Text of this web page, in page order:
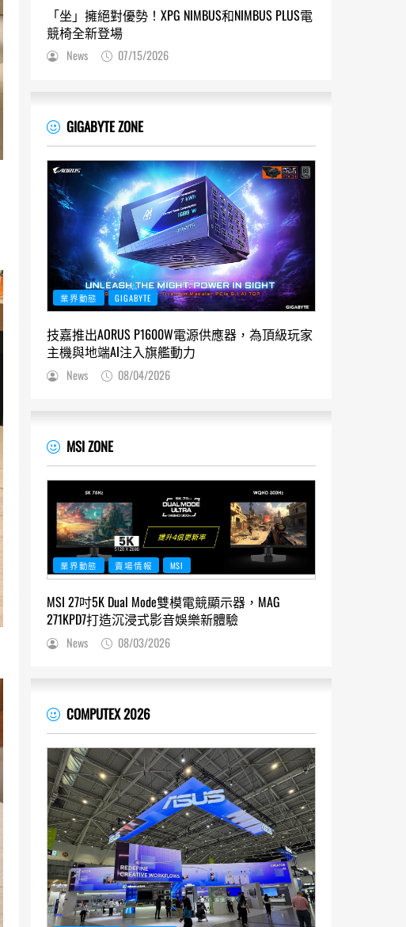
「坐」擁絕對優勢！XPG NIMBUS和NIMBUS PLUS電
競椅全新登場
News 07/15/2026
GIGABYTE ZONE
業界動態 GIGABYTE
技嘉推出AORUS P1600W電源供應器，為頂級玩家
主機與地端AI注入旗艦動力
News 08/04/2026
MSI ZONE
業界動態 賣場情報 MSI
MSI 27吋5K Dual Mode雙模電競顯示器，MAG
271KPD7打造沉浸式影音娛樂新體驗
News 08/03/2026
COMPUTEX 2026